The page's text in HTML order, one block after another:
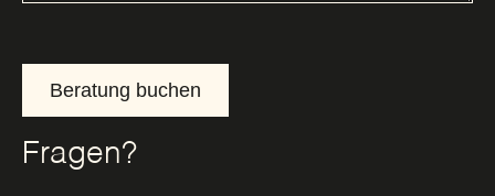
Beratung buchen
Fragen?